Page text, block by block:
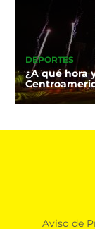
DEPORTES
¿A qué hora
Aviso de